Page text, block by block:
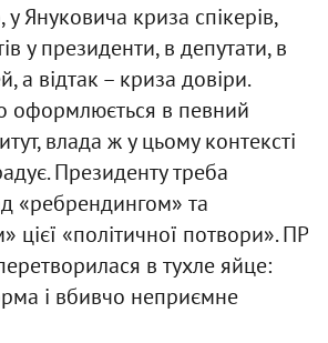
Януковича криза спікерів,
у президенти, в депутати, в
а відтак – криза довіри.
оформлюється в певний
влада ж у цьому контексті
Президенту треба
«ребрендингом» та
цієї «політичної потвори». ПР
в тухле яйце:
і вбивчо неприємне